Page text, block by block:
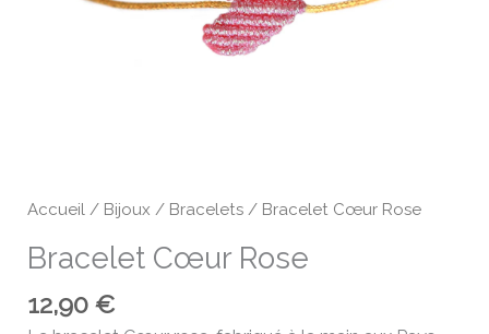
Accueil / Bijoux / Bracelets / Bracelet Cœur Rose
Bracelet Cœur Rose
12,90€